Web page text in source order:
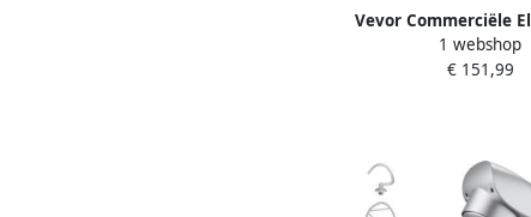
Vevor Commerciële
Vleesmolen 2 49
Worstmachine
1 webshop
€ 151,99